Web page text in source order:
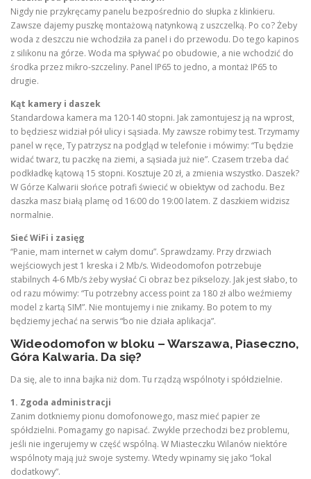
Nigdy nie przykręcamy panelu bezpośrednio do słupka z klinkieru.
Zawsze dajemy puszkę montażową natynkową z uszczelką. Po co? Żeby
woda z deszczu nie wchodziła za panel i do przewodu. Do tego kapinos
z silikonu na górze. Woda ma spływać po obudowie, a nie wchodzić do
środka przez mikro-szczeliny. Panel IP65 to jedno, a montaż IP65 to
drugie.
Kąt kamery i daszek
Standardowa kamera ma 120-140 stopni. Jak zamontujesz ją na wprost,
to będziesz widział pół ulicy i sąsiada. My zawsze robimy test. Trzymamy
panel w ręce, Ty patrzysz na podgląd w telefonie i mówimy: “Tu będzie
widać twarz, tu paczkę na ziemi, a sąsiada już nie”. Czasem trzeba dać
podkładkę kątową 15 stopni. Kosztuje 20 zł, a zmienia wszystko. Daszek?
W Górze Kalwarii słońce potrafi świecić w obiektyw od zachodu. Bez
daszka masz białą plamę od 16:00 do 19:00 latem. Z daszkiem widzisz
normalnie.
Sieć WiFi i zasięg
“Panie, mam internet w całym domu”. Sprawdzamy. Przy drzwiach
wejściowych jest 1 kreska i 2 Mb/s. Wideodomofon potrzebuje
stabilnych 4-6 Mb/s żeby wysłać Ci obraz bez pikselozy. Jak jest słabo, to
od razu mówimy: “Tu potrzebny access point za 180 zł albo weźmiemy
model z kartą SIM”. Nie montujemy i nie znikamy. Bo potem to my
będziemy jechać na serwis “bo nie działa aplikacja”.
Wideodomofon w bloku – Warszawa, Piaseczno,
Góra Kalwaria. Da się?
Da się, ale to inna bajka niż dom. Tu rządzą wspólnoty i spółdzielnie.
1. Zgoda administracji
Zanim dotkniemy pionu domofonowego, masz mieć papier ze
spółdzielni. Pomagamy go napisać. Zwykle przechodzi bez problemu,
jeśli nie ingerujemy w część wspólną. W Miasteczku Wilanów niektóre
wspólnoty mają już swoje systemy. Wtedy wpinamy się jako “lokal
dodatkowy”.